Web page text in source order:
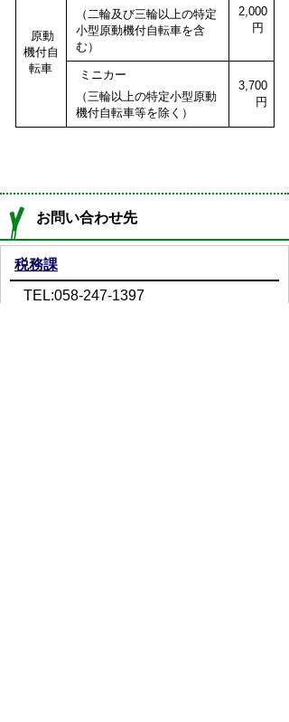
原動
機付自
転車
（二輪及び三輪以上の特定
小型原動機付自転車を含
む）
2,000
円
ミニカー
（三輪以上の特定小型原動
機付自転車等を除く）
3,700
円
お問い合わせ先
税務課
TEL:058-247-1397